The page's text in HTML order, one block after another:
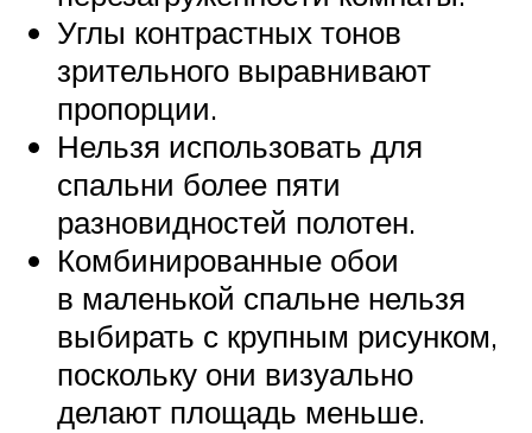
Углы контрастных тонов
зрительного выравнивают
пропорции.
Нельзя использовать для
спальни более пяти
разновидностей полотен.
Комбинированные обои
в маленькой спальне нельзя
выбирать с крупным рисунком,
поскольку они визуально
делают площадь меньше.